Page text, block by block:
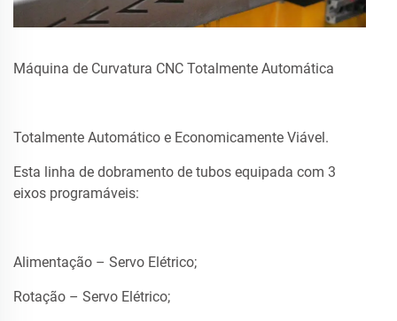
Máquina de Curvatura CNC Totalmente Automática
Totalmente Automático e Economicamente Viável.
Esta linha de dobramento de tubos equipada com 3
eixos programáveis:
Alimentação – Servo Elétrico;
Rotação – Servo Elétrico;